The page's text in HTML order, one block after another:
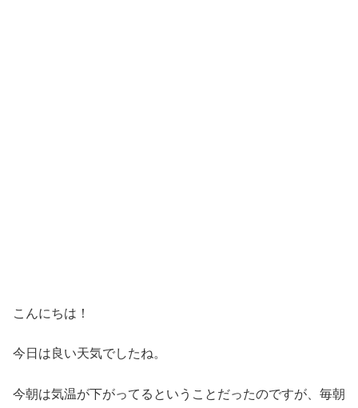
こんにちは！
今日は良い天気でしたね。
今朝は気温が下がってるということだったのですが、毎朝